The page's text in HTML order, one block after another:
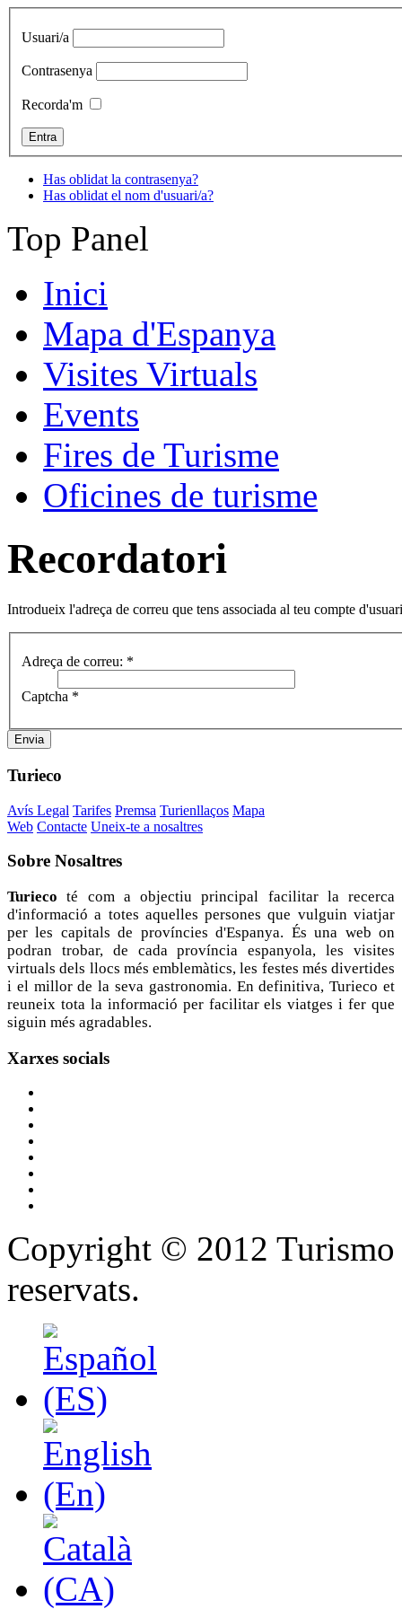
Usuari/a
Contrasenya
Recorda'm
Has oblidat la contrasenya?
Has oblidat el nom d'usuari/a?
Top Panel
Inici
Mapa d'Espanya
Visites Virtuals
Events
Fires de Turisme
Oficines de turisme
Recordatori
Introdueix l'adreça de correu que tens associada al teu compte
Adreça de correu: *
Captcha *
Envia
Turieco
Avís Legal Tarifes Premsa Turienllaços Mapa
Web Contacte Uneix-te a nosaltres
Sobre Nosaltres
Turieco té com a objectiu principal facilitar la recerca
d'informació a totes aquelles persones que vulguin viatjar
per les capitals de províncies d'Espanya. És una web on
podran trobar, de cada província espanyola, les visites
virtuals dels llocs més emblemàtics, les festes més divertides
i el millor de la seva gastronomia. En definitiva, Turieco et
reuneix tota la informació per facilitar els viatges i fer que
siguin més agradables.
Xarxes socials
Copyright © 2012 Turismo
reservats.